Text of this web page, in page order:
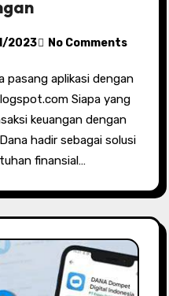
2023 No Comments
Siapa yang
keuangan dengan
hadir sebagai solusi
finansial…